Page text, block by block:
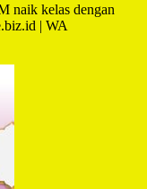
naik kelas dengan
| WA